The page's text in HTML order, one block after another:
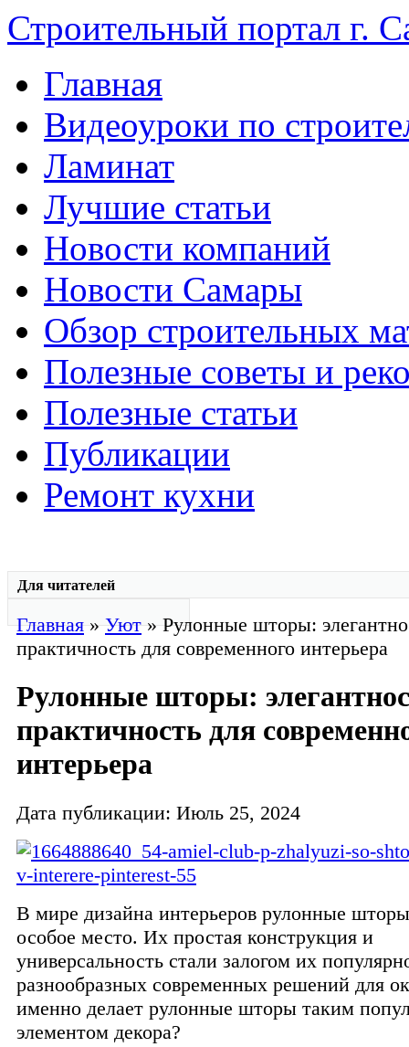
Строительный портал г.
Главная
Видеоуроки по
Ламинат
Лучшие статьи
Новости компаний
Новости Самары
Обзор строительных
Полезные советы и
Полезные статьи
Публикации
Ремонт кухни
Для читателей
Главная»Уют» Рулонные шторы:
практичность для современного интерьера
Рулонные шторы:
практичность для
интерьера
Дата публикации: Июль 25, 2024
В мире дизайна интерьеров рулонные шторы
особое место. Их простая конструкция и
универсальность стали залогом их
разнообразных современных решений для
именно делает рулонные шторы таким
элементом декора?